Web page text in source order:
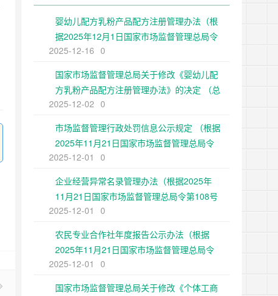
婴幼儿配方乳粉产品配方注册管理办法（根
据2025年12月1日国家市场监督管理总局令
第109号修正）
2025-12-16 0
国家市场监督管理总局关于修改《婴幼儿配
方乳粉产品配方注册管理办法》的决定 （总
局令第109号公布 自公布之日起施行）
2025-12-02 0
市场监督管理行政处罚信息公示规定 （根据
2025年11月21日国家市场监督管理总局令
第108号第二次修正）
2025-12-01
0
企业经营异常名录管理办法（根据2025年
11月21日国家市场监督管理总局令第108号
第二次修正）
2025-12-01
0
农民专业合作社年度报告公示办法（根据
2025年11月21日国家市场监督管理总局令
第108号第二次修正）
2025-12-01
0
国家市场监督管理总局关于修改《个体工商